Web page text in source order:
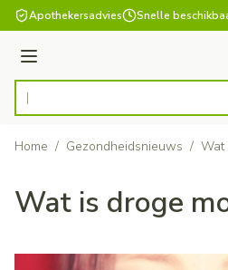
Ga naar de inhoud
Apothekersadvies Snelle
Menu
Product, merk, categorie...
Home / Gezondheidsnieuws / Wat
Wat is droge